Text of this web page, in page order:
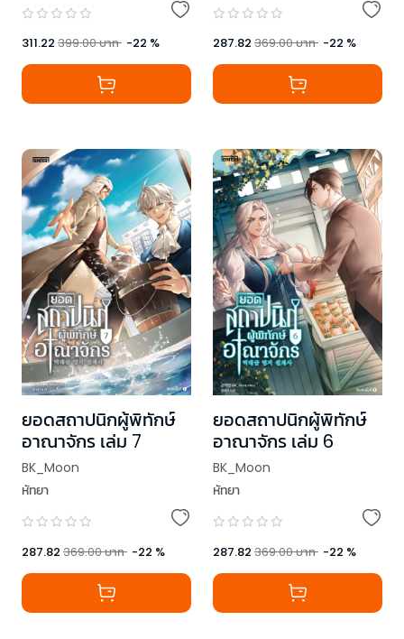
311.22 399.00บาท -22 % 287.82 369.00บาท -22 %
ยอดสถาปนิกผู้พิทักษ์
อาณาจักร เล่ม 7
BK_Moon
หัทยา
287.82 369.00บาท -22 %
ยอดสถาปนิกผู้พิทักษ์
อาณาจักร เล่ม 6
BK_Moon
หัทยา
287.82 369.00บาท -22 %